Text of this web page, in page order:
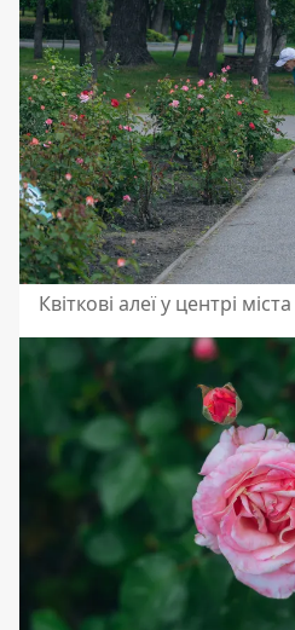
Квіткові алеї у центрі міста